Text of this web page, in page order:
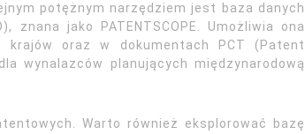
potężnym narzędziem jest baza danych
znana jako PATENTSCOPE. Umożliwia ona
oraz w dokumentach PCT (Patent
wynalazców planujących międzynarodową
Warto również eksplorować bazę